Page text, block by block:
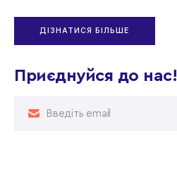
ДІЗНАТИСЯ БІЛЬШЕ
Приєднуйся до нас!